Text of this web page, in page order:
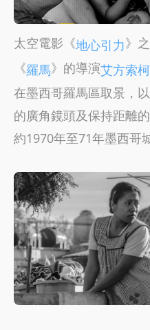
太空電影《地心引力》
《羅馬》的導演艾方索
在墨西哥羅馬區取景，
的廣角鏡頭及保持距離
約1970年至71年墨西哥